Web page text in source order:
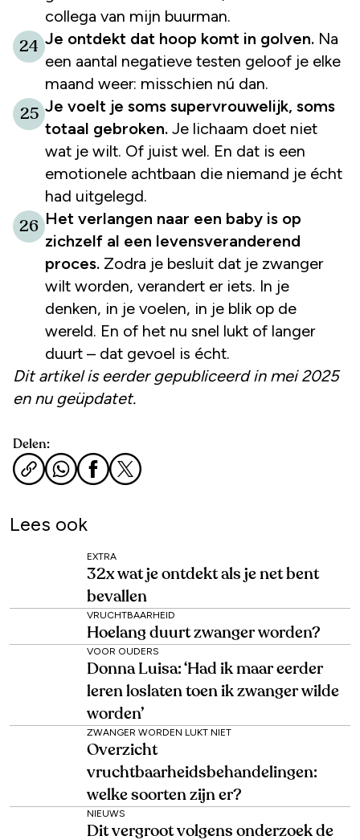
collega van mijn buurman.
24 Je ontdekt dat hoop komt in golven. Na
een aantal negatieve testen geloof je elke
maand weer: misschien nú dan.
25 Je voelt je soms supervrouwelijk, soms
totaal gebroken. Je lichaam doet niet
wat je wilt. Of juist wel. En dat is een
emotionele achtbaan die niemand je écht
had uitgelegd.
26 Het verlangen naar een baby is op
zichzelf al een levensveranderend
proces. Zodra je besluit dat je zwanger
wilt worden, verandert er iets. In je
denken, in je voelen, in je blik op de
wereld. En of het nu snel lukt of langer
duurt – dat gevoel is écht.
Dit artikel is eerder gepubliceerd in mei 2025
en nu geüpdatet.
Delen:
Lees ook
EXTRA
32x wat je ontdekt als je net bent
bevallen
VRUCHTBAARHEID
Hoelang duurt zwanger worden?
VOOR OUDERS
Donna Luisa: ‘Had ik maar eerder
leren loslaten toen ik zwanger wilde
worden’
ZWANGER WORDEN LUKT NIET
Overzicht
vruchtbaarheidsbehandelingen:
welke soorten zijn er?
NIEUWS
Dit vergroot volgens onderzoek de